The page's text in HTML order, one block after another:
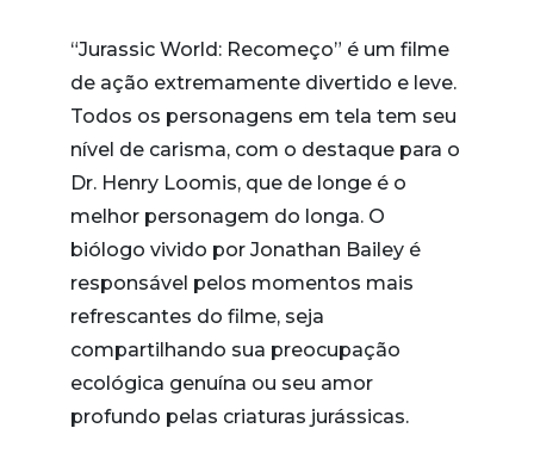
“Jurassic World: Recomeço” é um filme
de ação extremamente divertido e leve.
Todos os personagens em tela tem seu
nível de carisma, com o destaque para o
Dr. Henry Loomis, que de longe é o
melhor personagem do longa. O
biólogo vivido por Jonathan Bailey é
responsável pelos momentos mais
refrescantes do filme, seja
compartilhando sua preocupação
ecológica genuína ou seu amor
profundo pelas criaturas jurássicas.